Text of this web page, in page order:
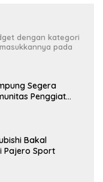
dengan kategori
pada
Segera
Penggiat
Bakal
Pajero Sport